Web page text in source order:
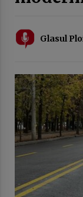
Glasul